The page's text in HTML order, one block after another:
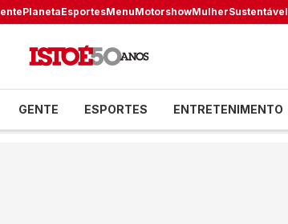
PlanetaEsportesMenuMotorshowMulherSustentável
GENTE ESPORTES ENTRETENIMENTO